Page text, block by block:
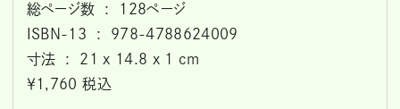
総ページ数 ‏ : ‎ 128ページ
ISBN-13 ‏ : ‎ 978-4788624009
寸法 ‏ : ‎ 21 x 14.8 x 1 cm
￥1,760 税込